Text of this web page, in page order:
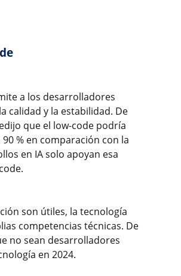
a los desarrolladores
calidad y la estabilidad. De
que el low-code podría
% en comparación con la
en IA solo apoyan esa
son útiles, la tecnología
competencias técnicas. De
no sean desarrolladores
en 2024.